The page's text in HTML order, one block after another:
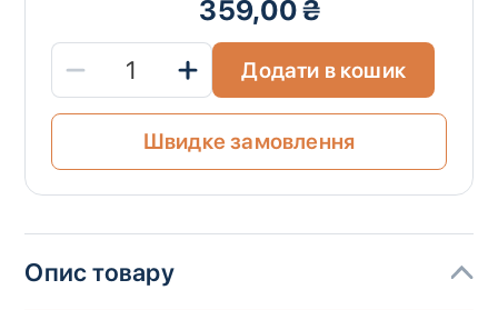
359,00 ₴
Додати в кошик
Швидке замовлення
Опис товару